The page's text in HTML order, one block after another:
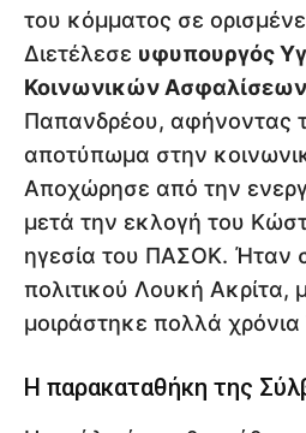
του κόμματος σε
Διετέλεσε υφυπουργός
Κοινωνικών Ασφαλίσεων
Παπανδρέου, αφήνοντας
αποτύπωμα στην
Αποχώρησε από την
μετά την εκλογή του
ηγεσία του ΠΑΣΟΚ. Ήταν
πολιτικού Λουκή Ακρίτα,
μοιράστηκε πολλά
Η παρακαταθήκη της